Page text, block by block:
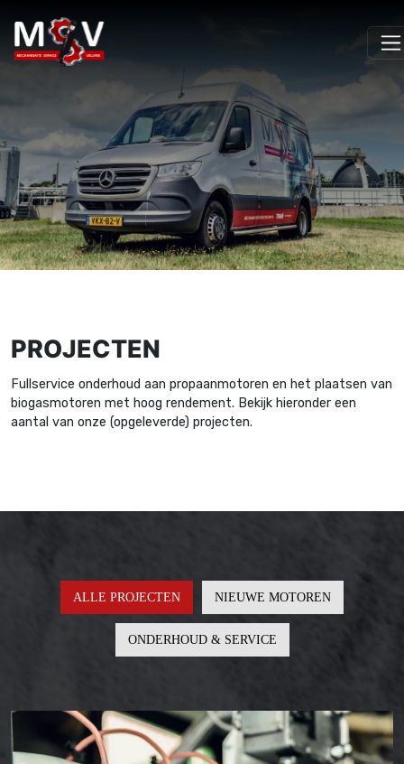
PROJECTEN
Fullservice onderhoud aan propaanmotoren en het plaatsen van
biogasmotoren met hoog rendement. Bekijk hieronder een
aantal van onze (opgeleverde) projecten.
ALLE PROJECTEN NIEUWE MOTOREN
ONDERHOUD & SERVICE